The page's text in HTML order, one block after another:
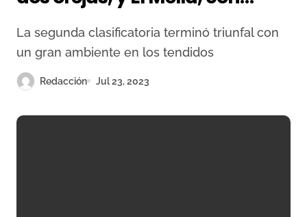
cuatro, a hombros en
Barcarrota
La segunda clasificatoria terminó triunfal con
un gran ambiente en los tendidos
Redacción Jul 23, 2023